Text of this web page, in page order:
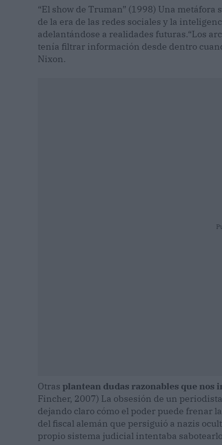
“El show de Truman” (1998) Una
de la era de las redes sociales y la
adelantándose a realidades futuras.“Los
tenía filtrar información desde dentro
Nixon.
Otras plantean dudas razonables que nos
Fincher, 2007) La obsesión de un
dejando claro cómo el poder puede frenar
del fiscal alemán que persiguió a nazis
propio sistema judicial intentaba